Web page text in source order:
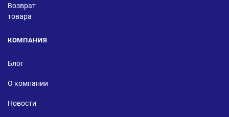
Возврат
товара
КОМПАНИЯ
Блог
О компании
Новости